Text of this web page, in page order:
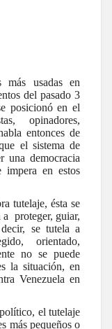
usadas en
del pasado 3
posicionó en el
opinadores,
entonces de
el sistema de
una democracia
en estos
tutelaje, ésta se
a proteger, guiar,
se tutela a
orientado,
no se puede
la situación, en
Venezuela en
el tutelaje
más pequeños o